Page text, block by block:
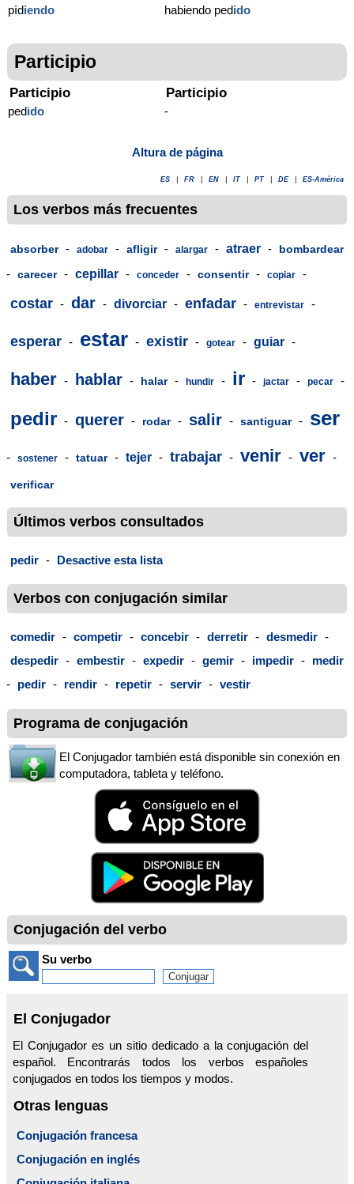
pidiendo habiendo pedido
Participio
Participio
pedido
Participio
-
Altura de página
ES FR EN IT PT DE ES-América
Los verbos más frecuentes
absorber - adobar - afligir - alargar - atraer - bombardear
- carecer - cepillar - conceder - consentir - copiar -
costar - dar - divorciar - enfadar - entrevistar -
esperar - estar - existir - gotear - guiar -
haber - hablar - halar - hundir - ir - jactar - pecar -
pedir - querer - rodar - salir - santiguar - ser
- sostener - tatuar - tejer - trabajar - venir - ver -
verificar
Últimos verbos consultados
pedir - Desactive esta lista
Verbos con conjugación similar
comedir - competir - concebir - derretir - desmedir -
despedir - embestir - expedir - gemir - impedir - medir
- pedir - rendir - repetir - servir - vestir
Programa de conjugación
El Conjugador también está disponible sin conexión en
computadora, tableta y teléfono.
Conjugación del verbo
Su verbo
El Conjugador
El Conjugador es un sitio dedicado a la conjugación del
español. Encontrarás todos los verbos españoles
conjugados en todos los tiempos y modos.
Otras lenguas
Conjugación francesa
Conjugación en inglés